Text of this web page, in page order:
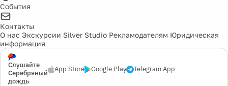
События
Контакты
О нас Экскурсии Silver Studio Рекламодателям Юридическая
информация
Слушайте
Серебряный
дождь
App Store Google Play Telegram App